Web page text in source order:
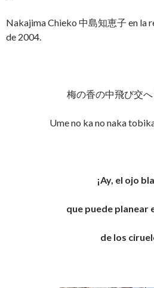
Nakajima Chieko 中島知恵子 en la
de 2004.
梅の香の中飛び交
Ume no ka no naka
¡Ay, el ojo
que puede planear
de los